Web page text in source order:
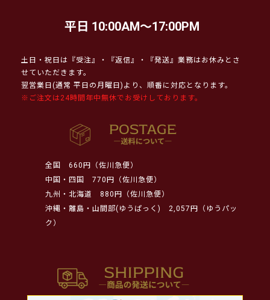
平日 10:00AM～17:00PM
土日・祝日は『受注』・『返信』・『発送』業務はお休みとさ
せていただきます。
翌営業日(通常 平日の月曜日)より、順番に対応となります。
※ご注文は24時間年中無休でお受けしております。
全国
660円（佐川急便）
中国・四国
770円（佐川急便）
九州・北海道
880円（佐川急便）
沖縄・離島・山間部(ゆうぱっく)
2,057円（ゆうパッ
ク）